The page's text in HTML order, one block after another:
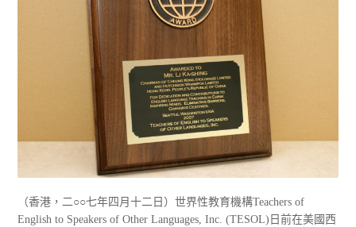
（香港，二○○七年四月十二日）世界性教育機構Teachers of
English to Speakers of Other Languages, Inc. (TESOL)日前在美國西